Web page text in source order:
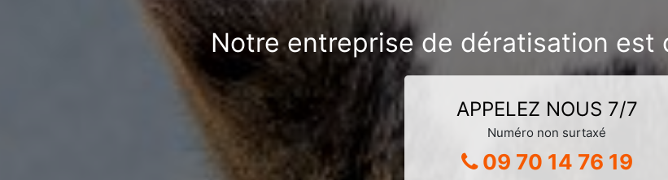
Notre entreprise de dératisation est
APPELEZ NOUS 7/7
Numéro non surtaxé
09 70 14 76 19